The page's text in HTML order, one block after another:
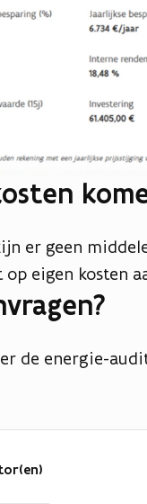
er geen
eigen kosten
de energie-